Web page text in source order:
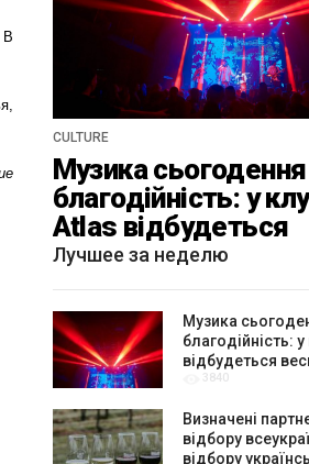
В
CULTURE
Музика сьогодення
благодійність: у
Atlas відбудеться
весняний «ГОМІН»
Лучшее за неделю
Музика
благодійність:
відбудеться
«ГОМІН»
3840
Визначені
відбору
відбору